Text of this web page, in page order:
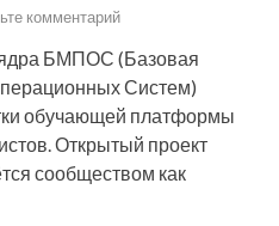
комментарий
БМПОС (Базовая
Систем)
обучающей платформы
Открытый проект
сообществом как